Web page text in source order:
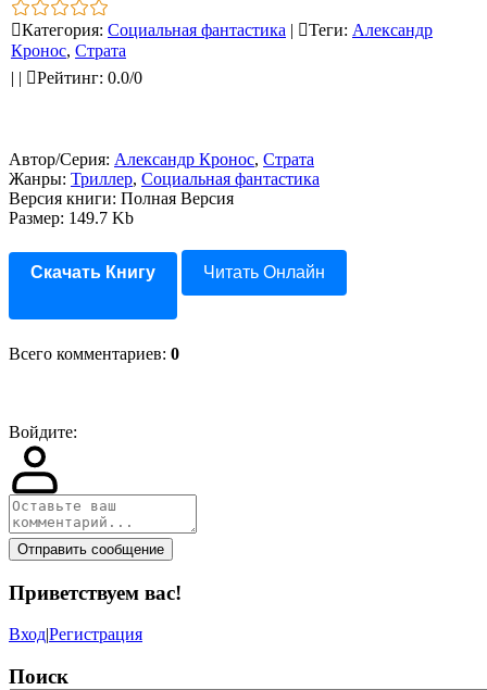
Категория: Социальная фантастика | Теги: Александр
Кронос, Страта
| | Рейтинг: 0.0/0
Автор/Серия: Александр Кронос, Страта
Жанры: Триллер, Социальная фантастика
Версия книги: Полная Версия
Размер: 149.7 Kb
Скачать Книгу Читать Онлайн
Всего комментариев: 0
Войдите:
Отправить сообщение
Приветствуем вас!
Вход|Регистрация
Поиск